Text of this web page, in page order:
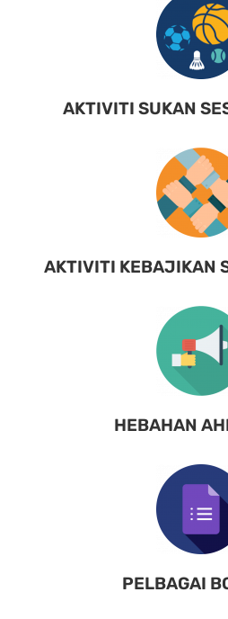
AKTIVITI SUKAN
AKTIVITI
HEBAHAN
PELBAGAI